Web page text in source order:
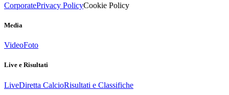
CorporatePrivacy PolicyCookie Policy
Media
VideoFoto
Live e Risultati
LiveDiretta CalcioRisultati e Classifiche